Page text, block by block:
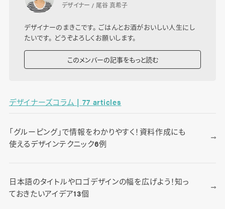
デザイナー / 尾谷 真希子
デザイナーのまきこです。 ごはんとお酒がおいしい人生にし
たいです。 どうぞよろしくお願いします。
このメンバーの記事をもっと読む
デザイナーズコラム | 77 articles
「グルーピング」で情報をわかりやすく！資料作成にも
使えるデザインテクニック6例
日本語のタイトルやロゴデザインの幅を広げよう！知っ
ておきたいアイデア13個